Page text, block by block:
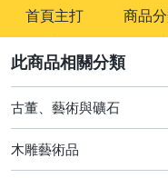
首頁主打 商品
其它
[全店] 粉絲專享
[全店] 周年慶
古董、藝術與礦石
木雕藝術品